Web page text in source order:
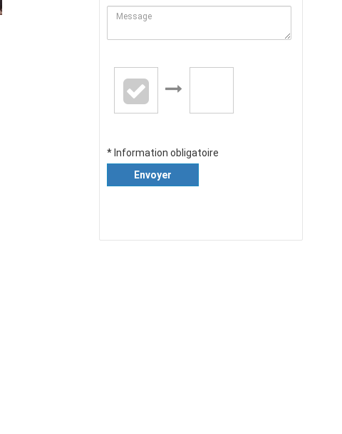
* Information obligatoire
Envoyer